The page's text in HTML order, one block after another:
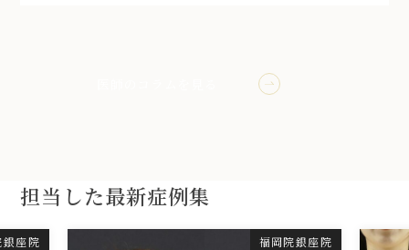
担当した最新症例集
銀座院 福岡院銀座院